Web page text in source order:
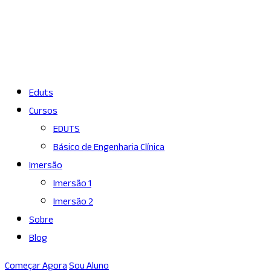
Eduts
Cursos
EDUTS
Básico de Engenharia Clínica
Imersão
Imersão 1
Imersão 2
Sobre
Blog
Começar AgoraSou Aluno
Publicações Recentes